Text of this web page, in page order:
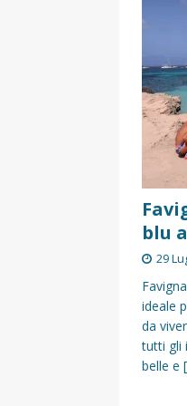
blu
29
ideale
da
tutti gli
belle e